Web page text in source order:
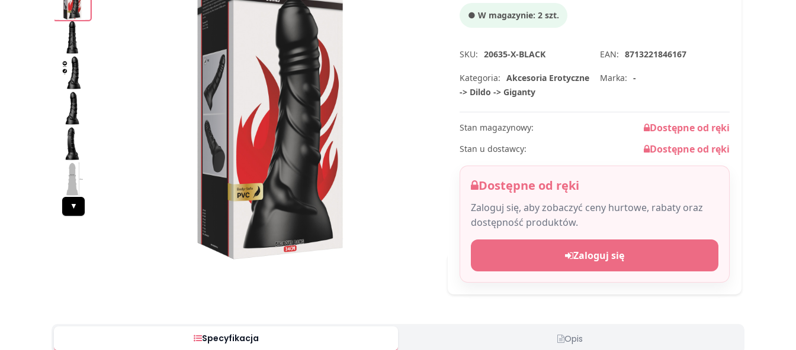
▼
● W magazynie: 2 szt.
SKU: 20635-X-BLACK EAN: 8713221846167
Kategoria: Akcesoria Erotyczne
-> Dildo -> Giganty
Marka: -
Stan magazynowy: Dostępne od ręki
Stan u dostawcy: Dostępne od ręki
Dostępne od ręki
Zaloguj się, aby zobaczyć ceny hurtowe, rabaty oraz
dostępność produktów.
Zaloguj się
Specyfikacja Opis